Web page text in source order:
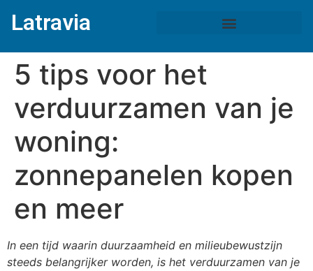
Latravia
5 tips voor het
verduurzamen van je
woning:
zonnepanelen kopen
en meer
In een tijd waarin duurzaamheid en milieubewustzijn
steeds belangrijker worden, is het verduurzamen van je